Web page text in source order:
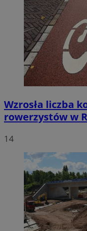
Wzrosła liczba
rowerzystów w
14